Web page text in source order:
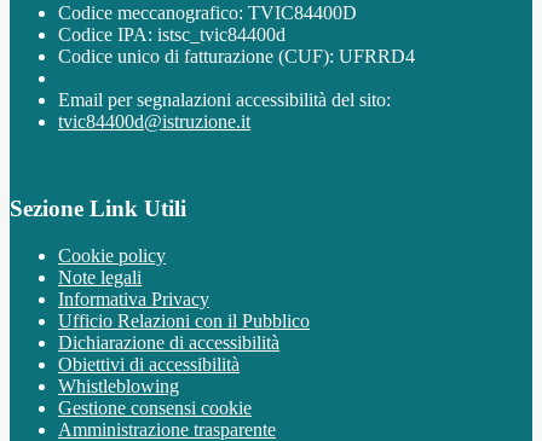
Codice meccanografico: TVIC84400D
Codice IPA: istsc_tvic84400d
Codice unico di fatturazione (CUF): UFRRD4
Email per segnalazioni accessibilità del sito:
tvic84400d@istruzione.it
Sezione Link Utili
Cookie policy
Note legali
Informativa Privacy
Ufficio Relazioni con il Pubblico
Dichiarazione di accessibilità
Obiettivi di accessibilità
Whistleblowing
Gestione consensi cookie
Amministrazione trasparente